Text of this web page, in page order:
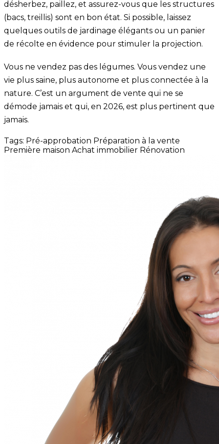
désherbez, paillez, et assurez-vous que les structures
(bacs, treillis) sont en bon état. Si possible, laissez
quelques outils de jardinage élégants ou un panier
de récolte en évidence pour stimuler la projection.
Vous ne vendez pas des légumes. Vous vendez une
vie plus saine, plus autonome et plus connectée à la
nature. C’est un argument de vente qui ne se
démode jamais et qui, en 2026, est plus pertinent que
jamais.
Tags: Pré-approbation Préparation à la vente
Première maison Achat immobilier Rénovation